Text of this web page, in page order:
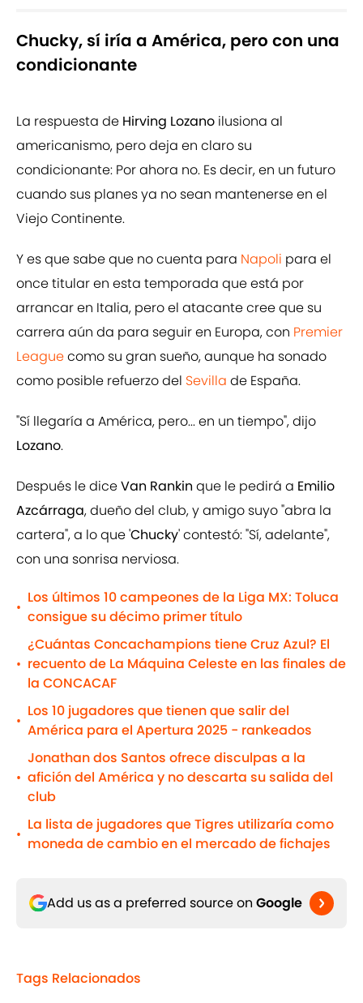
Chucky, sí iría a América, pero con una
condicionante
La respuesta de Hirving Lozano ilusiona al
americanismo, pero deja en claro su
condicionante: Por ahora no. Es decir, en un futuro
cuando sus planes ya no sean mantenerse en el
Viejo Continente.
Y es que sabe que no cuenta para Napoli para el
once titular en esta temporada que está por
arrancar en Italia, pero el atacante cree que su
carrera aún da para seguir en Europa, con Premier
Leaguecomo su gran sueño, aunque ha sonado
como posible refuerzo del Sevilla de España.
"Sí llegaría a América, pero... en un tiempo", dijo
Lozano.
Después le diceVan Rankin que le pedirá a Emilio
Azcárraga, dueño del club, y amigo suyo "abra la
cartera", a lo que 'Chucky' contestó: "Sí, adelante",
con una sonrisa nerviosa.
•
Los últimos 10 campeones de la Liga MX: Toluca
consigue su décimo primer título
•
¿Cuántas Concachampions tiene Cruz Azul? El
recuento de La Máquina Celeste en las finales de
la CONCACAF
•
Los 10 jugadores que tienen que salir del
América para el Apertura 2025 - rankeados
•
Jonathan dos Santos ofrece disculpas a la
afición del América y no descarta su salida del
club
•
La lista de jugadores que Tigres utilizaría como
moneda de cambio en el mercado de fichajes
Add us as a preferred source on Google
Tags Relacionados